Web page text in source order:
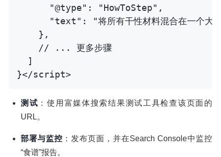
"@type": "HowToStep",
"text": "将所有干性材料混合在一个大
},
// ... 更多步骤
]
}</script>
测试 ：使用富媒体搜索结果测试工具检查该页面的
URL。
部署与监控 ：发布页面，并在Search Console中监控
“食谱”报告。